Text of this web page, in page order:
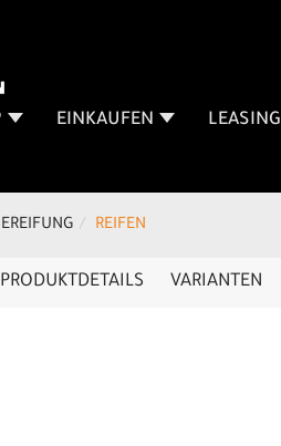
EINKAUFEN LEASING
REIFEN
PRODUKTDETAILS VARIANTEN